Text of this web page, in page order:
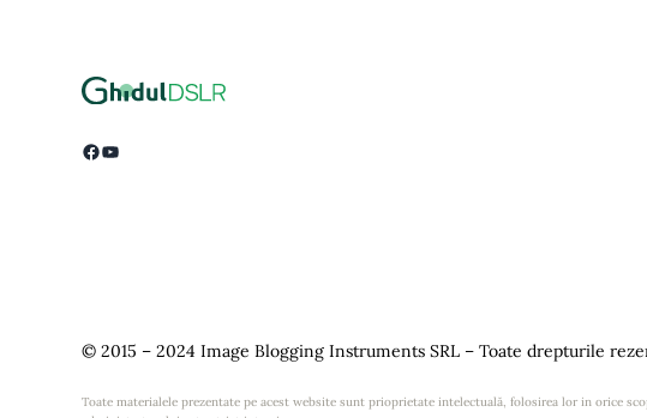
Facebook YouTube
© 2015 – 2024 Image Blogging Instruments SRL – Toate drepturile
Toate materialele prezentate pe acest website sunt prioprietate intelectuală, folosirea lor in orice